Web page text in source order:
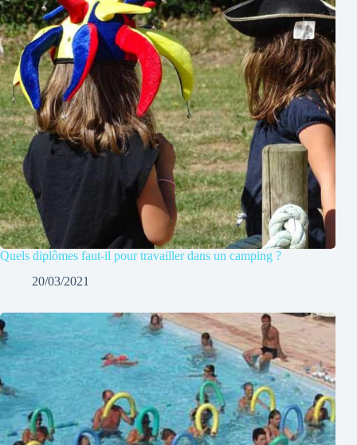
Quels diplômes faut-il pour travailler dans un camping ?
20/03/2021